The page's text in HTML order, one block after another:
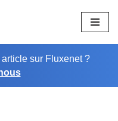
sur Fluxenet ?